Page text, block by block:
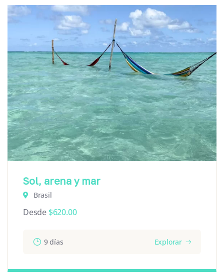
Sol, arena y mar
Brasil
Desde $620.00
9 días Explorar